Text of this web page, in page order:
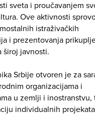
sveta i proučavanjem
Ove aktivnosti
istraživačkih
i prezentovanja
široj javnosti.
Srbije otvoren je za
organizacijama i
u zemlji i inostranstvu,
individualnih projekata